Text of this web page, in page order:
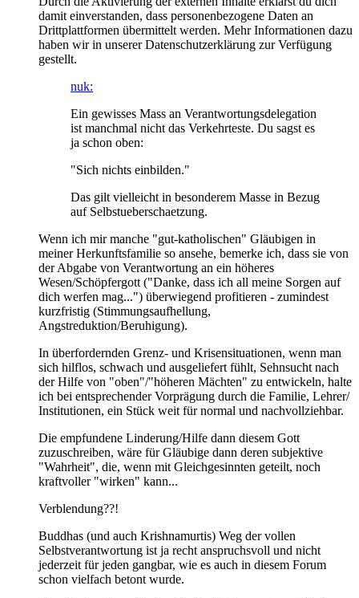
damit einverstanden, dass personenbezogene Daten an
Drittplattformen übermittelt werden. Mehr Informationen dazu
haben wir in unserer Datenschutzerklärung zur Verfügung
gestellt.
nuk:
Ein gewisses Mass an Verantwortungsdelegation
ist manchmal nicht das Verkehrteste. Du sagst es
ja schon oben:
"Sich nichts einbilden."
Das gilt vielleicht in besonderem Masse in Bezug
auf Selbstueberschaetzung.
Wenn ich mir manche "gut-katholischen" Gläubigen in
meiner Herkunftsfamilie so ansehe, bemerke ich, dass sie von
der Abgabe von Verantwortung an ein höheres
Wesen/Schöpfergott ("Danke, dass ich all meine Sorgen auf
dich werfen mag...") überwiegend profitieren - zumindest
kurzfristig (Stimmungsaufhellung,
Angstreduktion/Beruhigung).
In überfordernden Grenz- und Krisensituationen, wenn man
sich hilflos, schwach und ausgeliefert fühlt, Sehnsucht nach
der Hilfe von "oben"/"höheren Mächten" zu entwickeln, halte
ich bei entsprechender Vorprägung durch die Familie, Lehrer/
Institutionen, ein Stück weit für normal und nachvollziehbar.
Die empfundene Linderung/Hilfe dann diesem Gott
zuzuschreiben, wäre für Gläubige dann deren subjektive
"Wahrheit", die, wenn mit Gleichgesinnten geteilt, noch
kraftvoller "wirken" kann...
Verblendung??!
Buddhas (und auch Krishnamurtis) Weg der vollen
Selbstverantwortung ist ja recht anspruchsvoll und nicht
jederzeit für jeden gangbar, wie es auch in diesem Forum
schon vielfach betont wurde.